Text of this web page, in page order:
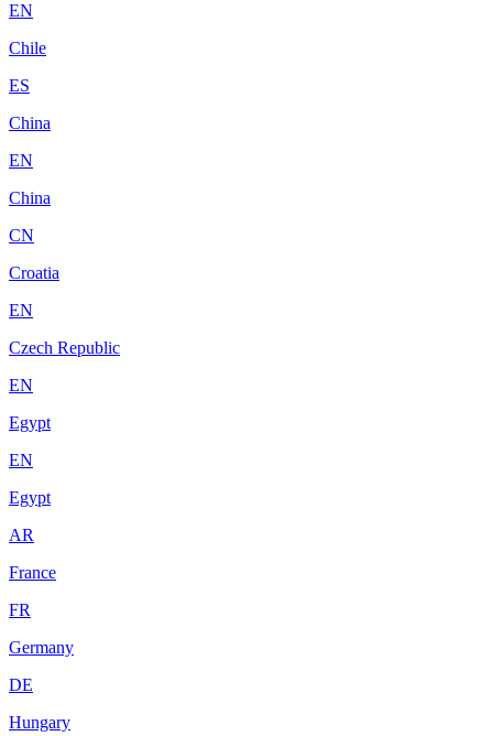
EN
Chile
ES
China
EN
China
CN
Croatia
EN
Czech Republic
EN
Egypt
EN
Egypt
AR
France
FR
Germany
DE
Hungary